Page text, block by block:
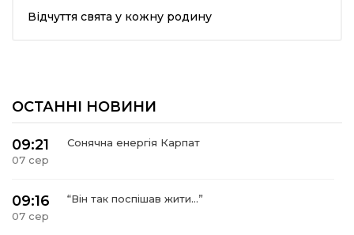
вісті
Відчуття свята у кожну родину
ОСТАННІ НОВИНИ
09:21
07 сер
Сонячна енергія Карпат
09:16
07 сер
“Він так поспішав жити…”